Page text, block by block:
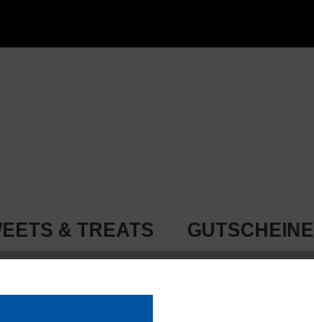
& TREATS GUTSCHEINE